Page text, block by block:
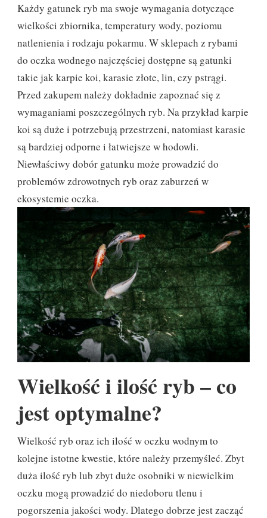
Każdy gatunek ryb ma swoje wymagania dotyczące
wielkości zbiornika, temperatury wody, poziomu
natlenienia i rodzaju pokarmu. W sklepach z rybami
do oczka wodnego najczęściej dostępne są gatunki
takie jak karpie koi, karasie złote, lin, czy pstrągi.
Przed zakupem należy dokładnie zapoznać się z
wymaganiami poszczególnych ryb. Na przykład karpie
koi są duże i potrzebują przestrzeni, natomiast karasie
są bardziej odporne i łatwiejsze w hodowli.
Niewłaściwy dobór gatunku może prowadzić do
problemów zdrowotnych ryb oraz zaburzeń w
ekosystemie oczka.
Wielkość i ilość ryb – co
jest optymalne?
Wielkość ryb oraz ich ilość w oczku wodnym to
kolejne istotne kwestie, które należy przemyśleć. Zbyt
duża ilość ryb lub zbyt duże osobniki w niewielkim
oczku mogą prowadzić do niedoboru tlenu i
pogorszenia jakości wody. Dlatego dobrze jest zacząć